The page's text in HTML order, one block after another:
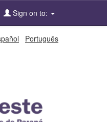
Sign on to:
Português